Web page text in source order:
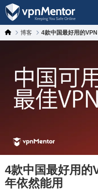
博客 4款中国最好用的
4款中国最好用的
年依然能用